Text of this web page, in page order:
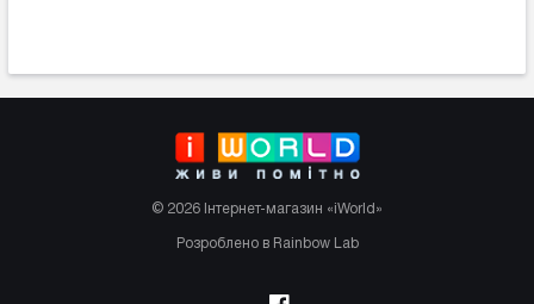
© 2026 Інтернет-магазин «iWorld»
Розроблено в Rainbow Lab